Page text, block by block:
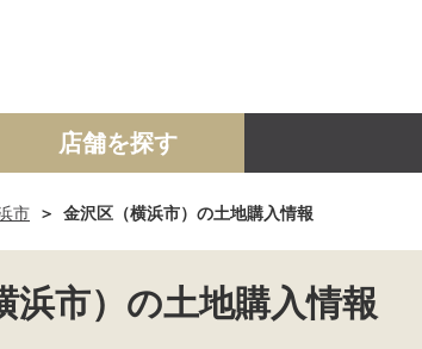
ョン 土地 事業投資用
店舗を探す
市 金沢区（横浜市）の土地購入情報
浜市）の土地購入情報